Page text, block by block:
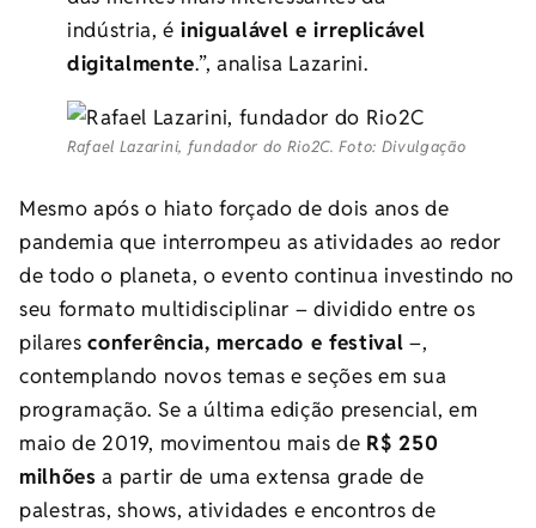
indústria, é inigualável e irreplicável
digitalmente.”, analisa Lazarini.
Rafael Lazarini, fundador do Rio2C. Foto: Divulgação
Mesmo após o hiato forçado de dois anos de
pandemia que interrompeu as atividades ao redor
de todo o planeta, o evento continua investindo no
seu formato multidisciplinar – dividido entre os
pilaresconferência, mercado e festival –,
contemplando novos temas e seções em sua
programação. Se a última edição presencial, em
maio de 2019, movimentou mais de R$ 250
milhões a partir de uma extensa grade de
palestras, shows, atividades e encontros de